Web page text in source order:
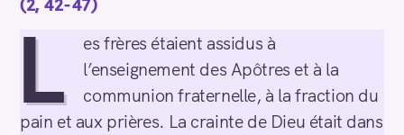
L
es frères étaient assidus à
l’enseignement des Apôtres et à la
communion fraternelle, à la fraction du
pain et aux prières. La crainte de Dieu était dans